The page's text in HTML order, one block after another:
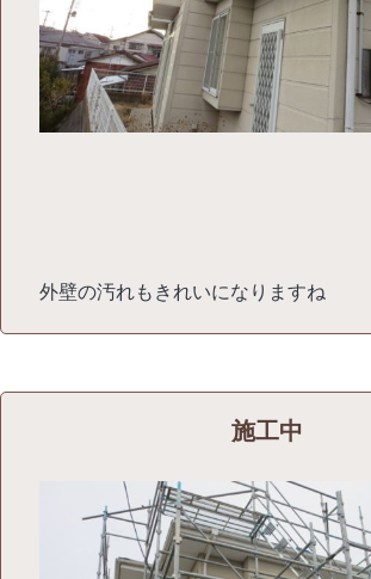
外壁の汚れもきれいになりますね
施工中